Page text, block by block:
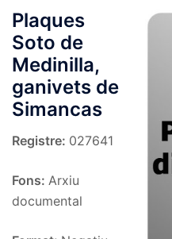
Plaques
Soto de
Medinilla,
ganivets de
Simancas
Registre: 027641
Fons: Arxiu
documental